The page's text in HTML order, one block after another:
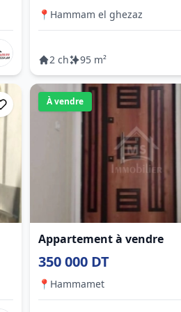
📍 Hammam el ghezaz
2 ch 95 m²
À vendre
Appartement à vendre
350 000 DT
📍 Hammamet